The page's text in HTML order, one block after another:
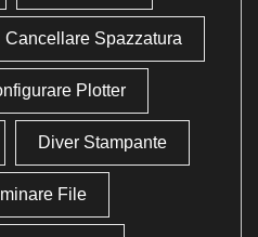
Cancellare Spazzatura
Plotter
Diver Stampante
File